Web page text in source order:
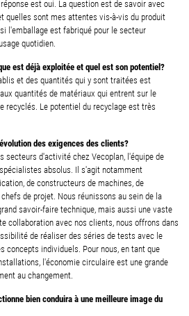
est oui. La question est de savoir avec
quelles sont mes attentes vis-à-vis du produit
l'emballage est fabriqué pour le secteur
quotidien.
est déjà exploitée et quel est son potentiel?
et des quantités qui y sont traitées est
quantités de matériaux qui entrent sur le
recyclés. Le potentiel du recyclage est très
des exigences des clients?
secteurs d'activité chez Vecoplan, l'équipe de
absolus. Il s'agit notamment
de constructeurs de machines, de
de projet. Nous réunissons au sein de la
savoir-faire technique, mais aussi une vaste
collaboration avec nos clients, nous offrons dans
de réaliser des séries de tests avec le
concepts individuels. Pour nous, en tant que
l'économie circulaire est une grande
au changement.
bien conduira à une meilleure image du